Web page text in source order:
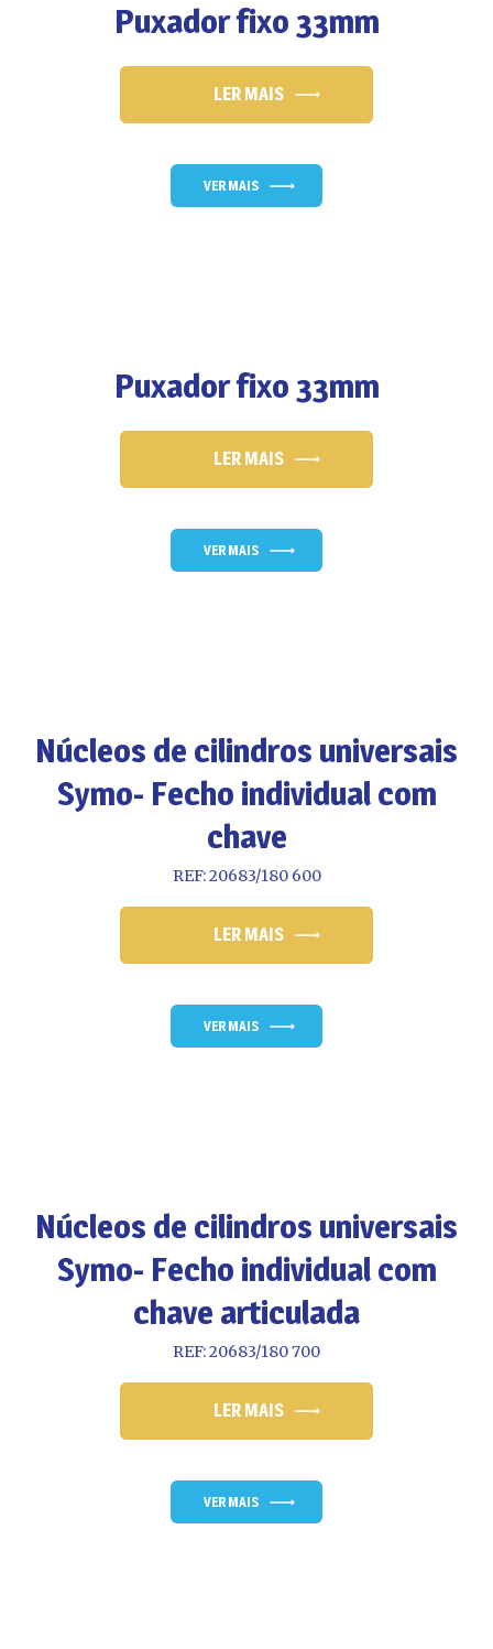
Puxador fixo 33mm
LER MAIS
VER MAIS
Puxador fixo 33mm
LER MAIS
VER MAIS
Núcleos de cilindros universais
Symo- Fecho individual com
chave
REF: 20683/180 600
LER MAIS
VER MAIS
Núcleos de cilindros universais
Symo- Fecho individual com
chave articulada
REF: 20683/180 700
LER MAIS
VER MAIS